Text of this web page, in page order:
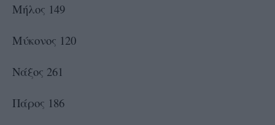
Μήλος 149
Μύκονος 120
Νάξος 261
Πάρος 186